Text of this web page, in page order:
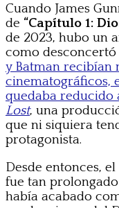
Cuando James
de “Capítulo 1:
de 2023, hubo un
como desconcertó
y Batman recibían
cinematográficos,
quedaba reducido
Lost, una
que ni siquiera
protagonista.
Desde entonces,
fue tan
había acabado